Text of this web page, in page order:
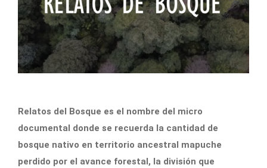
Relatos del Bosque es el nombre del micro
documental donde se recuerda la cantidad de
bosque nativo en territorio ancestral mapuche
perdido por el avance forestal, la división que